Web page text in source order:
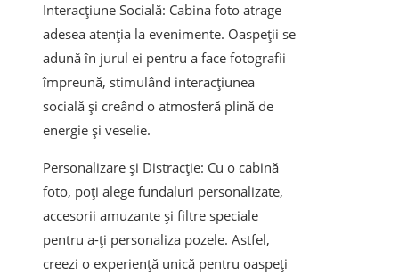
Interacțiune Socială: Cabina foto atrage
adesea atenția la evenimente. Oaspeții se
adună în jurul ei pentru a face fotografii
împreună, stimulând interacțiunea
socială și creând o atmosferă plină de
energie și veselie.
Personalizare și Distracție: Cu o cabină
foto, poți alege fundaluri personalizate,
accesorii amuzante și filtre speciale
pentru a-ți personaliza pozele. Astfel,
creezi o experiență unică pentru oaspeți